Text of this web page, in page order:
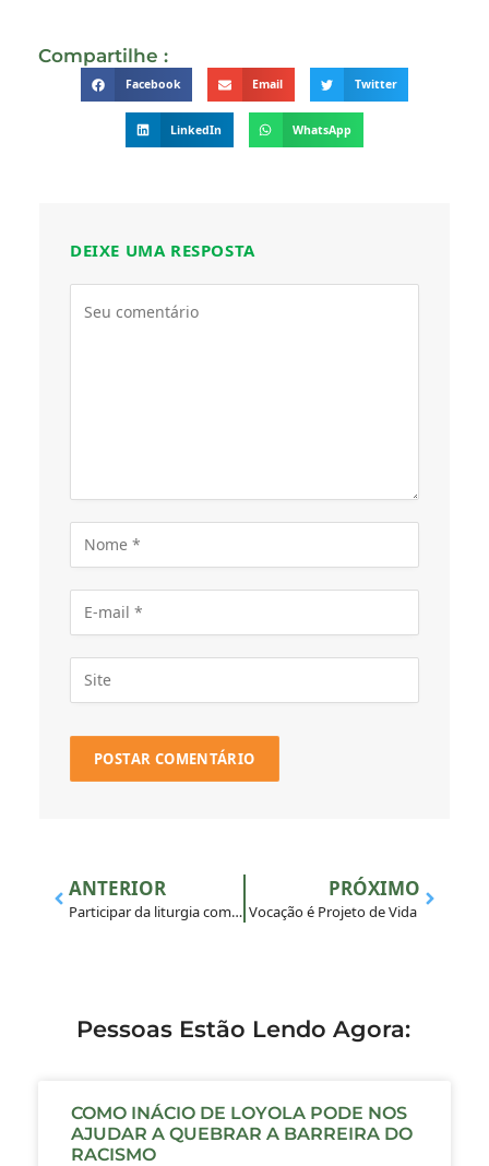
Compartilhe :
Facebook Email Twitter
LinkedIn WhatsApp
DEIXE UMA RESPOSTA
ANTERIOR
Participar da liturgia com todo o nosso ser, corpo, mente e coração
PRÓXIMO
Vocação é Projeto de Vida
Pessoas Estão Lendo Agora:
COMO INÁCIO DE LOYOLA PODE NOS
AJUDAR A QUEBRAR A BARREIRA DO
RACISMO